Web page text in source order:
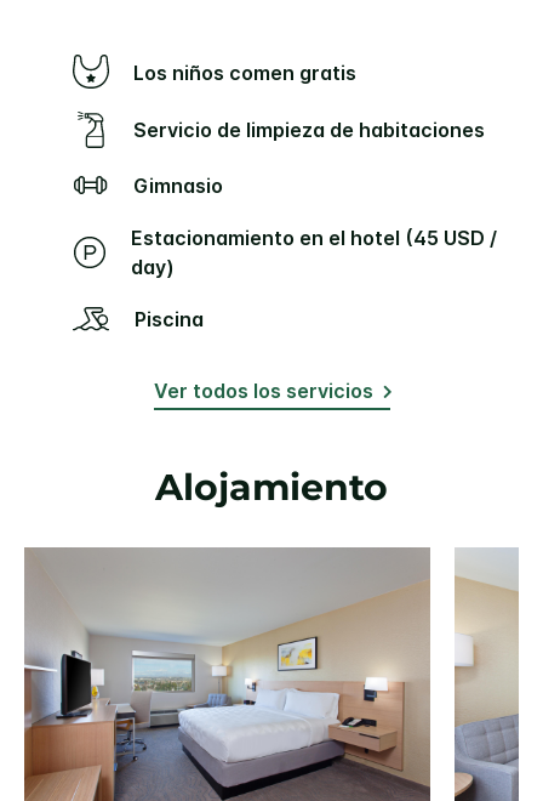
Los niños comen gratis
Servicio de limpieza de habitaciones
Gimnasio
Estacionamiento en el hotel (45 USD /
day)
Piscina
Ver todos los servicios
Alojamiento